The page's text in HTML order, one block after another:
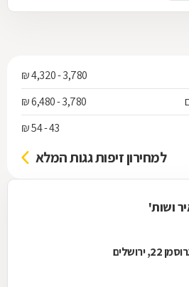
3,780 - 4,320 ₪
3,780 - 6,480 ₪
43 - 54 ₪
למחירון זיפות גגות המלא
ושות'
ירושלים